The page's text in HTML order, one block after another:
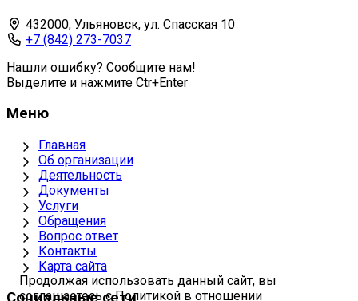
432000, Ульяновск, ул. Спасская 10
+7 (842) 273-7037
Нашли ошибку? Сообщите нам!
Выделите и нажмите Ctr+Enter
Меню
Главная
Об организации
Деятельность
Документы
Услуги
Обращения
Вопрос ответ
Контакты
Карта сайта
Продолжая использовать данный сайт, вы
соглашаетесь с Политикой в отношении